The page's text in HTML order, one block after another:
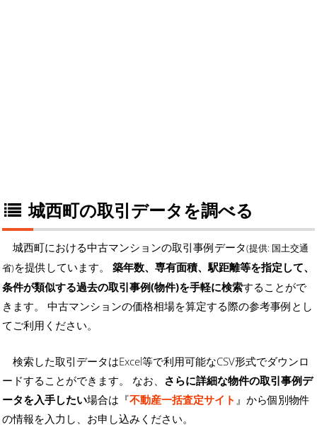
城西町の取引データを調べる
城西町における中古マンションの取引事例データ(提供: 国土交通
省)を提供しています。 築年数、専有面積、駅距離等を指定して、
条件が類似する過去の取引事例(物件)を手軽に検索することがで
きます。 中古マンションの価格相場を算定する際の参考事例とし
てご利用ください。
検索した取引データはExcel等で利用可能なCSV形式でダウンロ
ードすることができます。 なお、 さらに詳細な物件の取引事例デ
ータを入手したい場合は『不動産一括査定サイト 』から個別物件
の情報を入力し、お申し込みください。